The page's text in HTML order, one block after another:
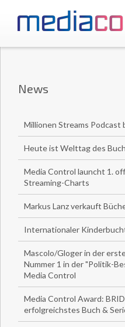
News
Millionen Streams Podcast
Heute ist Welttag des
Media Control launcht 1.
Streaming-Charts
Markus Lanz verkauft
Internationaler
Mascolo/Gloger in der
Nummer 1 in der "Politik-
Media Control
Media Control Award:
erfolgreichstes Buch &